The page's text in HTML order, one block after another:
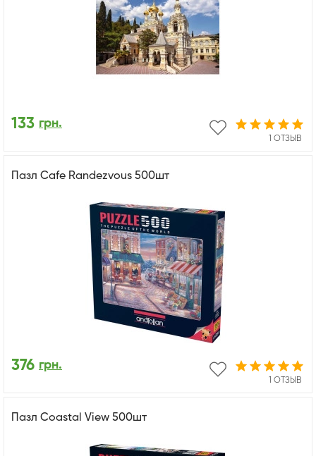
1 ОТЗЫВ
133 грн.
Пазл Cafe Randezvous 500шт
1 ОТЗЫВ
376 грн.
Пазл Coastal View 500шт